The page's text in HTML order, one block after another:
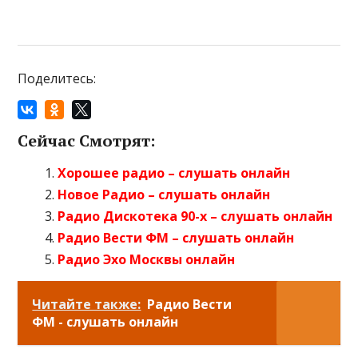
Поделитесь:
Сейчас Смотрят:
Хорошее радио – слушать онлайн
Новое Радио – слушать онлайн
Радио Дискотека 90-х – слушать онлайн
Радио Вести ФМ – слушать онлайн
Радио Эхо Москвы онлайн
Читайте также: Радио Вести
ФМ - слушать онлайн